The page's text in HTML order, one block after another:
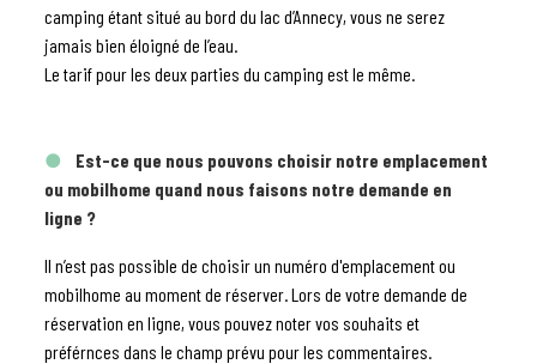
camping étant situé au bord du lac d’Annecy, vous ne serez
jamais bien éloigné de l’eau.
Le tarif pour les deux parties du camping est le même.
Est-ce que nous pouvons choisir notre emplacement
ou mobilhome quand nous faisons notre demande en
ligne ?
Il n’est pas possible de choisir un numéro d'emplacement ou
mobilhome au moment de réserver. Lors de votre demande de
réservation en ligne, vous pouvez noter vos souhaits et
préférnces dans le champ prévu pour les commentaires.